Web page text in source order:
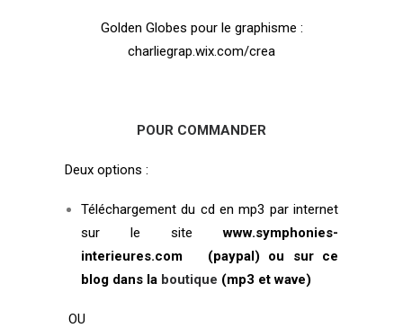
Golden Globes pour le graphisme :
charliegrap.wix.com/crea
POUR COMMANDER
Deux options :
Téléchargement du cd en mp3 par internet
sur le sitewww.symphonies-
interieures.com
(paypal) ou sur ce
blog dans la boutique (mp3 et wave)
OU